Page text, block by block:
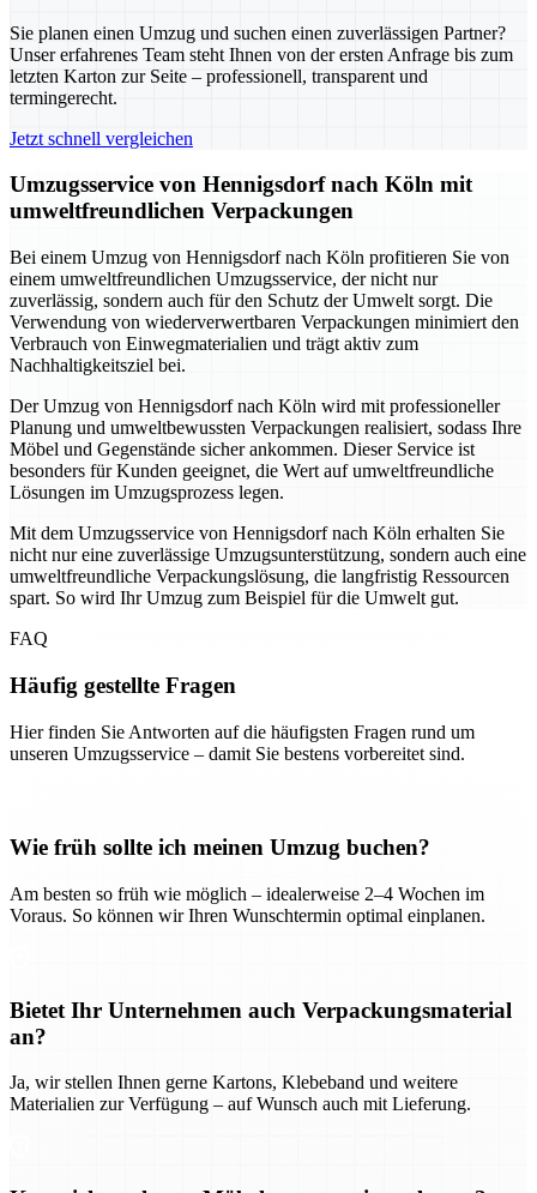
Sie planen einen Umzug und suchen einen zuverlässigen Partner?
Unser erfahrenes Team steht Ihnen von der ersten Anfrage bis zum
letzten Karton zur Seite – professionell, transparent und
termingerecht.
Jetzt schnell vergleichen
Umzugsservice von Hennigsdorf nach Köln mit
umweltfreundlichen Verpackungen
Bei einem Umzug von Hennigsdorf nach Köln profitieren Sie von
einem umweltfreundlichen Umzugsservice, der nicht nur
zuverlässig, sondern auch für den Schutz der Umwelt sorgt. Die
Verwendung von wiederverwertbaren Verpackungen minimiert den
Verbrauch von Einwegmaterialien und trägt aktiv zum
Nachhaltigkeitsziel bei.
Der Umzug von Hennigsdorf nach Köln wird mit professioneller
Planung und umweltbewussten Verpackungen realisiert, sodass Ihre
Möbel und Gegenstände sicher ankommen. Dieser Service ist
besonders für Kunden geeignet, die Wert auf umweltfreundliche
Lösungen im Umzugsprozess legen.
Mit dem Umzugsservice von Hennigsdorf nach Köln erhalten Sie
nicht nur eine zuverlässige Umzugsunterstützung, sondern auch eine
umweltfreundliche Verpackungslösung, die langfristig Ressourcen
spart. So wird Ihr Umzug zum Beispiel für die Umwelt gut.
FAQ
Häufig gestellte Fragen
Hier finden Sie Antworten auf die häufigsten Fragen rund um
unseren Umzugsservice – damit Sie bestens vorbereitet sind.
Wie früh sollte ich meinen Umzug buchen?
Am besten so früh wie möglich – idealerweise 2–4 Wochen im
Voraus. So können wir Ihren Wunschtermin optimal einplanen.
Bietet Ihr Unternehmen auch Verpackungsmaterial
an?
Ja, wir stellen Ihnen gerne Kartons, Klebeband und weitere
Materialien zur Verfügung – auf Wunsch auch mit Lieferung.